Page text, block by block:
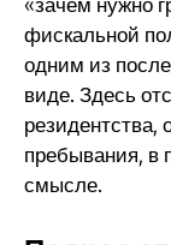
«зачем нужно
фискальной
одним из
виде. Здесь
резидентства,
пребывания, в
смысле.